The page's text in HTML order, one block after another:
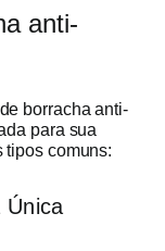
anti-
borracha anti-
para sua
tipos comuns:
Única